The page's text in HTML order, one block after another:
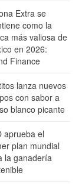
Extra se
como la
más valiosa de
en 2026:
Finance
lanza nuevos
con sabor a
blanco picante
aprueba el
plan mundial
la ganadería